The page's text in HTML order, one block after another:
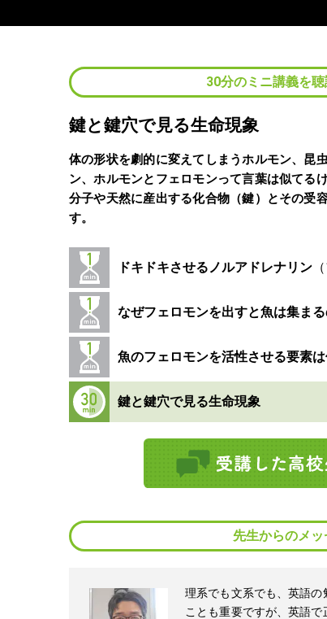
30分のミニ講義を聴
鍵と鍵穴で見る生命現象
体の形状を劇的に変えてしまうホルモン、昆
ン、ホルモンとフェロモンって言葉は似て
分子や天然に産出する化合物（鍵）とその受
す。
ドキドキさせるノルアドレナリン
なぜフェロモンを出すと魚は集ま
魚のフェロモンを活性させる要素
鍵と鍵穴で見る生命現象
先生からのメ
理系でも文系でも、英語
ことも重要ですが、英語